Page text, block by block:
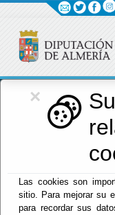
×
Las cookies son
sitio. Para mejorar su
para recordar sus
Contacta